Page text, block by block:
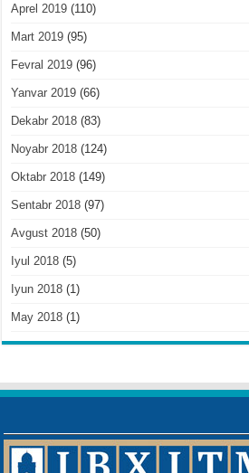
Aprel 2019 (110)
Mart 2019 (95)
Fevral 2019 (96)
Yanvar 2019 (66)
Dekabr 2018 (83)
Noyabr 2018 (124)
Oktabr 2018 (149)
Sentabr 2018 (97)
Avgust 2018 (50)
Iyul 2018 (5)
Iyun 2018 (1)
May 2018 (1)